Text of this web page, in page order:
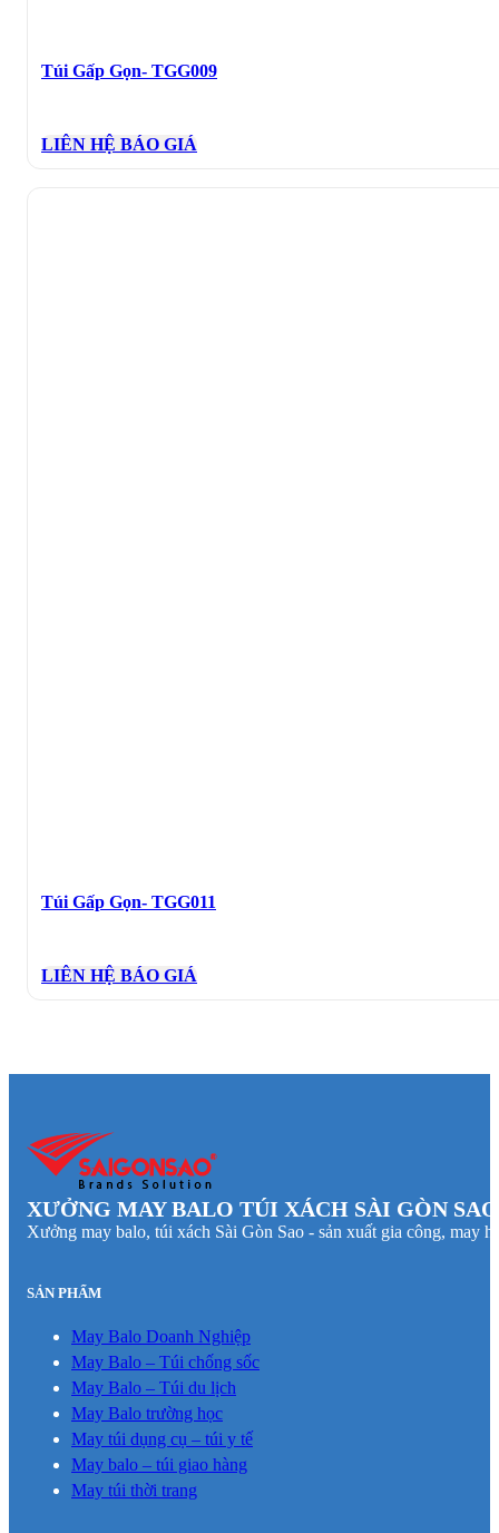
Túi Gấp Gọn- TGG009
LIÊN HỆ BÁO GIÁ
Túi Gấp Gọn- TGG011
LIÊN HỆ BÁO GIÁ
XƯỞNG MAY BALO TÚI XÁCH SÀI GÒN
Xưởng may balo, túi xách Sài Gòn Sao - sản xuất gia công, may
SẢN PHẨM
May Balo Doanh Nghiệp
May Balo – Túi chống sốc
May Balo – Túi du lịch
May Balo trường học
May túi dụng cụ – túi y tế
May balo – túi giao hàng
May túi thời trang